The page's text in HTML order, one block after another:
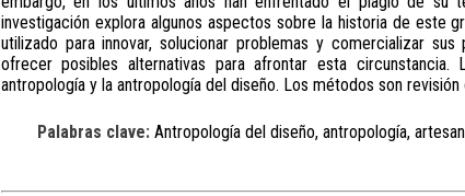
investigación explora algunos aspectos sobre la historia de este
utilizado para innovar, solucionar problemas y comercializar
ofrecer posibles alternativas para afrontar esta
antropología y la antropología del diseño. Los métodos son
Palabras clave: Antropología del diseño, antropología,